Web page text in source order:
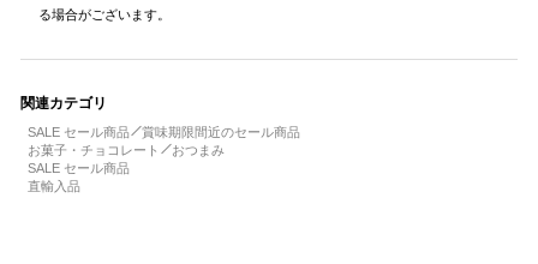
る場合がございます。
関連カテゴリ
SALE セール商品
賞味期限間近のセール商品
お菓子・チョコレート
おつまみ
SALE セール商品
直輸入品